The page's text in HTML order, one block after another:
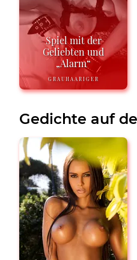
Spiel mit der
Geliebten und
„Alarm“
GRAUHAARIGER
Gedichte auf